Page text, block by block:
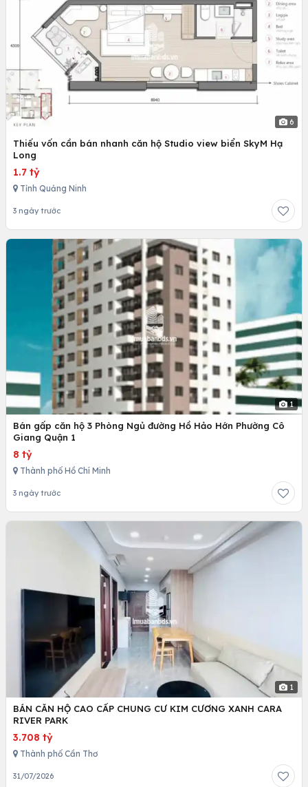
6
Thiếu vốn cần bán nhanh căn hộ Studio view biển SkyM Hạ
Long
1.7 tỷ
Tỉnh Quảng Ninh
3 ngày trước
1
Bán gấp căn hộ 3 Phòng Ngủ đường Hồ Hảo Hớn Phường Cô
Giang Quận 1
8 tỷ
Thành phố Hồ Chí Minh
3 ngày trước
1
BÁN CĂN HỘ CAO CẤP CHUNG CƯ KIM CƯƠNG XANH CARA
RIVER PARK
3.708 tỷ
Thành phố Cần Thơ
31/07/2026